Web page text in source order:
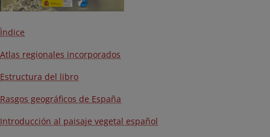
Ìndice
Atlas regionales incorporados
Estructura del libro
Rasgos geográficos de España
Introducción al paisaje vegetal español